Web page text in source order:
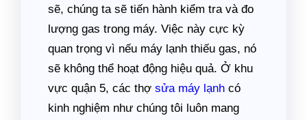
sẽ, chúng ta sẽ tiến hành kiểm tra và đo
lượng gas trong máy. Việc này cực kỳ
quan trọng vì nếu máy lạnh thiếu gas, nó
sẽ không thể hoạt động hiệu quả. Ở khu
vực quận 5, các thợ sửa máy lạnh có
kinh nghiệm như chúng tôi luôn mang